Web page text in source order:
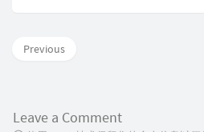
Previous
Leave a Comment